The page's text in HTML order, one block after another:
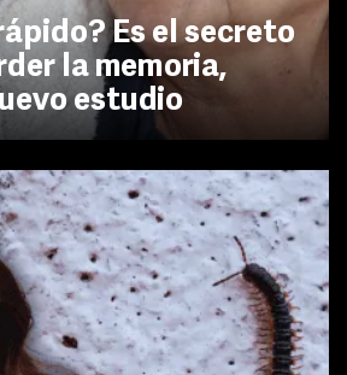
Es el secreto
la memoria,
estudio